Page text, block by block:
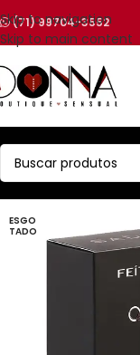
Skip to navigation
Skip to main content
(71) 99704-3552
ESGO
TADO